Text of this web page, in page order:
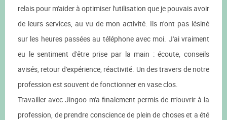
relais pour m'aider à optimiser l'utilisation que je pouvais avoir
de leurs services, au vu de mon activité. Ils n'ont pas lésiné
sur les heures passées au téléphone avec moi. J'ai vraiment
eu le sentiment d'être prise par la main : écoute, conseils
avisés, retour d'expérience, réactivité. Un des travers de notre
profession est souvent de fonctionner en vase clos.
Travailler avec Jingoo m'a finalement permis de m'ouvrir à la
profession, de prendre conscience de plein de choses et a été